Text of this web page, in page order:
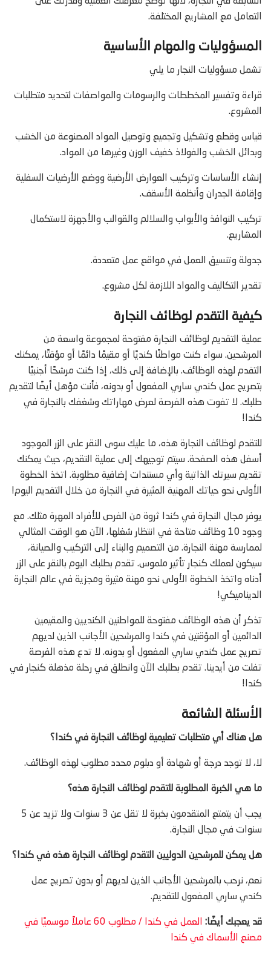
التعامل مع المشاريع المختلفة.
المسؤوليات والمهام الأساسية
تشمل مسؤوليات النجار ما يلي
قراءة وتفسير المخططات والرسومات والمواصفات لتحديد متطلبات
المشروع.
قياس وقطع وتشكيل وتجميع وتوصيل المواد المصنوعة من الخشب
وبدائل الخشب والفولاذ خفيف الوزن وغيرها من المواد.
إنشاء الأساسات وتركيب العوارض الأرضية ووضع الأرضيات السفلية
وإقامة الجدران وأنظمة الأسقف.
تركيب النوافذ والأبواب والسلالم والقوالب والأجهزة لاستكمال
المشاريع.
جدولة وتنسيق العمل في مواقع عمل متعددة.
تقدير التكاليف والمواد اللازمة لكل مشروع.
كيفية التقدم لوظائف النجارة
عملية التقديم لوظائف النجارة مفتوحة لمجموعة واسعة من
المرشحين. سواء كنت مواطنًا كنديًا أو مقيمًا دائمًا أو مؤقتًا، يمكنك
التقدم لهذه الوظائف. بالإضافة إلى ذلك، إذا كنت مرشحًا أجنبيًا
بتصريح عمل كندي ساري المفعول أو بدونه، فأنت مؤهل أيضًا لتقديم
طلبك. لا تفوت هذه الفرصة لعرض مهاراتك وشغفك بالنجارة في
كندا!
للتقدم لوظائف النجارة هذه، ما عليك سوى النقر على الزر الموجود
أسفل هذه الصفحة. سيتم توجيهك إلى عملية التقديم، حيث يمكنك
تقديم سيرتك الذاتية وأي مستندات إضافية مطلوبة. اتخذ الخطوة
الأولى نحو حياتك المهنية المثيرة في النجارة من خلال التقديم اليوم!
يوفر مجال النجارة في كندا ثروة من الفرص للأفراد المهرة مثلك. مع
وجود 10 وظائف متاحة في انتظار شغلها، الآن هو الوقت المثالي
لممارسة مهنة النجارة. من التصميم والبناء إلى التركيب والصيانة،
سيكون لعملك كنجار تأثير ملموس. تقدم بطلبك اليوم بالنقر على الزر
أدناه واتخذ الخطوة الأولى نحو مهنة مثيرة ومجزية في عالم النجارة
الديناميكي!
تذكر أن هذه الوظائف مفتوحة للمواطنين الكنديين والمقيمين
الدائمين أو المؤقتين في كندا والمرشحين الأجانب الذين لديهم
تصريح عمل كندي ساري المفعول أو بدونه. لا تدع هذه الفرصة
تفلت من أيدينا. تقدم بطلبك الآن وانطلق في رحلة مذهلة كنجار في
كندا!
الأسئلة الشائعة
هل هناك أي متطلبات تعليمية لوظائف النجارة في كندا؟
لا، لا توجد درجة أو شهادة أو دبلوم محدد مطلوب لهذه الوظائف.
ما هي الخبرة المطلوبة للتقدم لوظائف النجارة هذه؟
يجب أن يتمتع المتقدمون بخبرة لا تقل عن 3 سنوات ولا تزيد عن 5
سنوات في مجال النجارة.
هل يمكن للمرشحين الدوليين التقدم لوظائف النجارة هذه في كندا؟
نعم، نرحب بالمرشحين الأجانب الذين لديهم أو بدون تصريح عمل
كندي ساري المفعول للتقديم.
قد يعجبك أيضًا:
العمل في كندا / مطلوب 60 عاملاً موسميًا في
مصنع الأسماك في كندا